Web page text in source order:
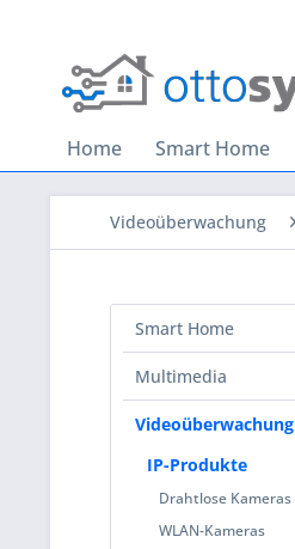
Home Smart Home
Videoüberwachung
Smart Home
Multimedia
Videoüberwachung
IP-Produkte
Drahtlose Kameras
WLAN-Kameras